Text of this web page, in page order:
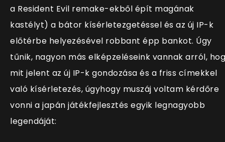
a Resident Evil remake-ekből épít magának
kastélyt) a bátor kísérletezgetéssel és az új IP-k
előtérbe helyezésével robbant épp bankot. Úgy
tűnik, nagyon más elképzeléseink vannak arról,
mit jelent az új IP-k gondozása és a friss címekkel
való kísérletezés, úgyhogy muszáj voltam kérdőre
vonni a japán játékfejlesztés egyik legnagyobb
legendáját: